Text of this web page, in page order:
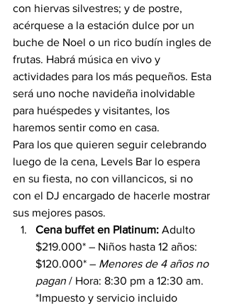
con hiervas silvestres; y de postre,
acérquese a la estación dulce por un
buche de Noel o un rico budín ingles de
frutas. Habrá música en vivo y
actividades para los más pequeños. Esta
será uno noche navideña inolvidable
para huéspedes y visitantes, los
haremos sentir como en casa.
Para los que quieren seguir celebrando
luego de la cena, Levels Bar lo espera
en su fiesta, no con villancicos, si no
con el DJ encargado de hacerle mostrar
sus mejores pasos.
Cena buffet en Platinum: Adulto
$219.000* – Niños hasta 12 años:
$120.000* – Menores de 4 años no
pagan / Hora: 8:30 pm a 12:30 am.
*Impuesto y servicio incluido